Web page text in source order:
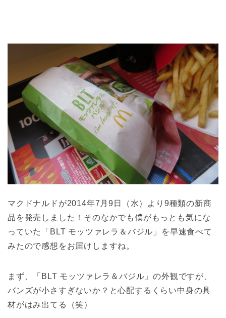
マクドナルドが2014年7月9日（水）より9種類の新商
品を発売しました！そのなかでも僕がもっとも気にな
っていた「BLT モッツァレラ＆バジル」を早速食べて
みたので感想をお届けしますね。
まず、「BLT モッツァレラ＆バジル」の外観ですが、
バンズが小さすぎないか？と心配するくらい中身の具
材がはみ出てる（笑）